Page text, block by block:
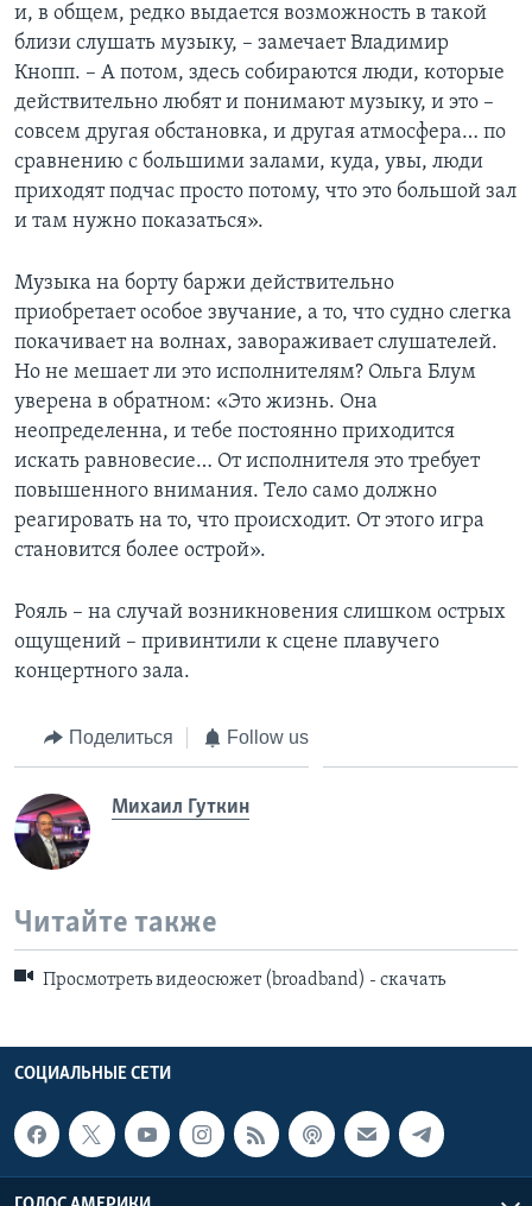
и, в общем, редко выдается возможность в такой
близи слушать музыку, – замечает Владимир
Кнопп. – А потом, здесь собираются люди, которые
действительно любят и понимают музыку, и это –
совсем другая обстановка, и другая атмосфера… по
сравнению с большими залами, куда, увы, люди
приходят подчас просто потому, что это большой зал
и там нужно показаться».
Музыка на борту баржи действительно
приобретает особое звучание, а то, что судно слегка
покачивает на волнах, завораживает слушателей.
Но не мешает ли это исполнителям? Ольга Блум
уверена в обратном: «Это жизнь. Она
неопределенна, и тебе постоянно приходится
искать равновесие… От исполнителя это требует
повышенного внимания. Тело само должно
реагировать на то, что происходит. От этого игра
становится более острой».
Рояль – на случай возникновения слишком острых
ощущений – привинтили к сцене плавучего
концертного зала.
Поделиться Follow us
Михаил Гуткин
Читайте также
Просмотреть видеосюжет (broadband) - скачать
СОЦИАЛЬНЫЕ СЕТИ